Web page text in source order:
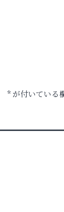
*が付いている